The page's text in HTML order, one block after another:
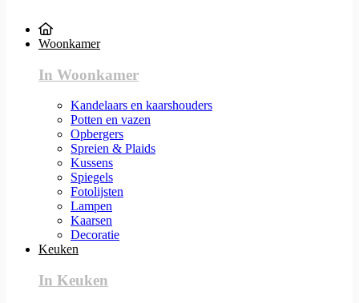
Woonkamer
In Woonkamer
Kandelaars en kaarshouders
Potten en vazen
Opbergers
Spreien & Plaids
Kussens
Spiegels
Fotolijsten
Lampen
Kaarsen
Decoratie
Keuken
In Keuken